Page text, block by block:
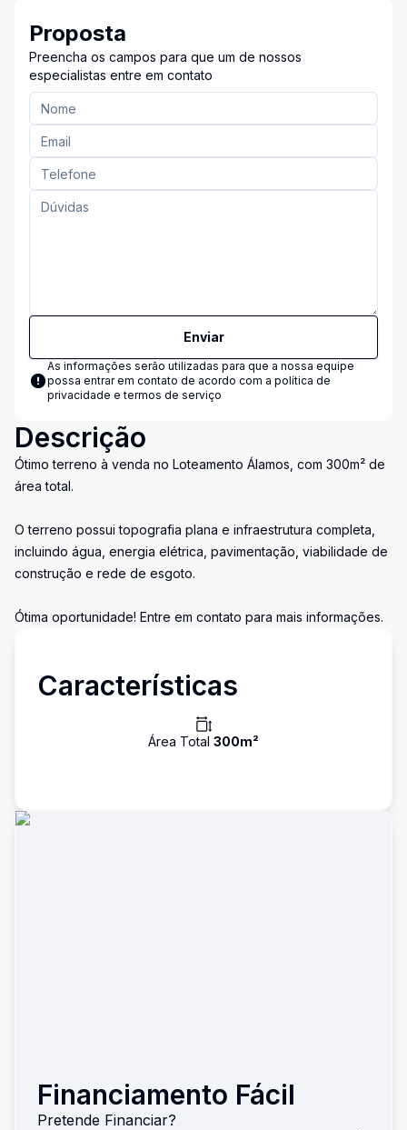
Proposta
Preencha os campos para que um de nossos
especialistas entre em contato
Enviar
As informações serão utilizadas para que a nossa equipe
possa entrar em contato de acordo com a política de
privacidade e termos de serviço
Descrição
Ótimo terreno à venda no Loteamento Álamos, com 300m² de
área total.
O terreno possui topografia plana e infraestrutura completa,
incluindo água, energia elétrica, pavimentação, viabilidade de
construção e rede de esgoto.
Ótima oportunidade! Entre em contato para mais informações.
Características
Área Total 300m²
Financiamento Fácil
Pretende Financiar?